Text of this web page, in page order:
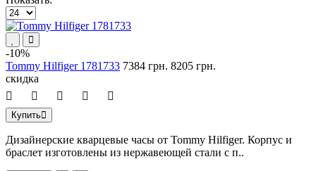
-10%
Tommy Hilfiger 1781733 7384 грн. 8205 грн.
скидка
Купить
Дизайнерские кварцевые часы от Tommy Hilfiger. Корпус и
браслет изготовлены из нержавеющей стали с п..